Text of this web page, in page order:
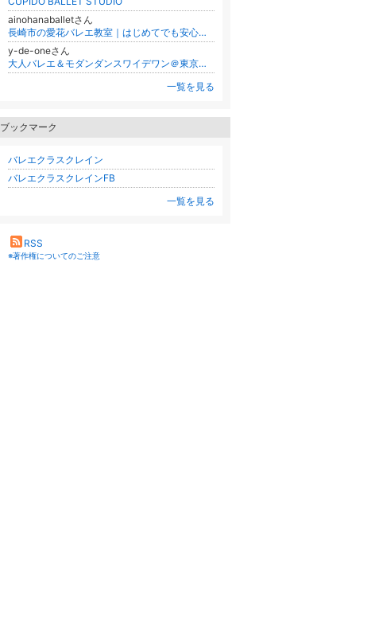
ainohanaballetさん
長崎市の愛花バレエ教室｜はじめてでも安心＊2歳から大人まで楽しく通える教室
y-de-oneさん
大人バレエ＆モダンダンスワイデワン＠東京・高田馬場・東中野・落合
一覧を見る
ブックマーク
バレエクラスクレイン
バレエクラスクレインFB
一覧を見る
RSS
※著作権についてのご注意